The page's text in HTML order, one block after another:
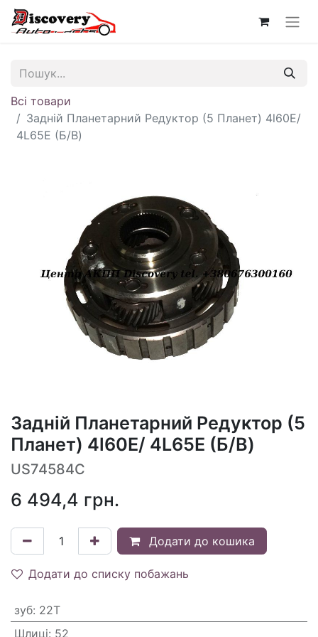
Всі товари
Задній Планетарний Редуктор (5 Планет) 4l60E/
4L65E (Б/В)
Задній Планетарний Редуктор (5
Планет) 4l60E/ 4L65E (Б/В)
US74584С
6 494,4 грн.
Додати до кошика
Додати до списку побажань
зуб: 22T
Шлиці: 52